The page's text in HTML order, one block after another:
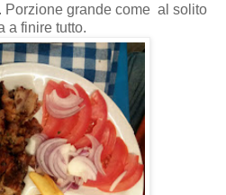
grande come al solito
a finire tutto.